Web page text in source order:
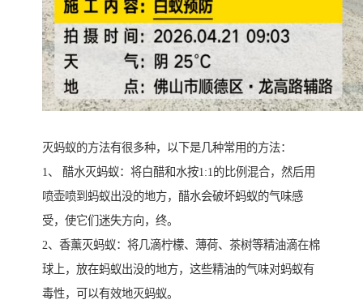
灭蚂蚁的方法有很多种，以下是几种常用的方法：
1、 醋水灭蚂蚁：将白醋和水按1:1的比例混合，然后用
喷壶喷到蚂蚁出没的地方，醋水会破坏蚂蚁的气味感
受，使它们迷失方向，终。
2、香薰灭蚂蚁：将几滴柠檬、薄荷、茶树等精油滴在棉
球上，放在蚂蚁出没的地方，这些精油的气味对蚂蚁有
毒性，可以有效地灭蚂蚁。